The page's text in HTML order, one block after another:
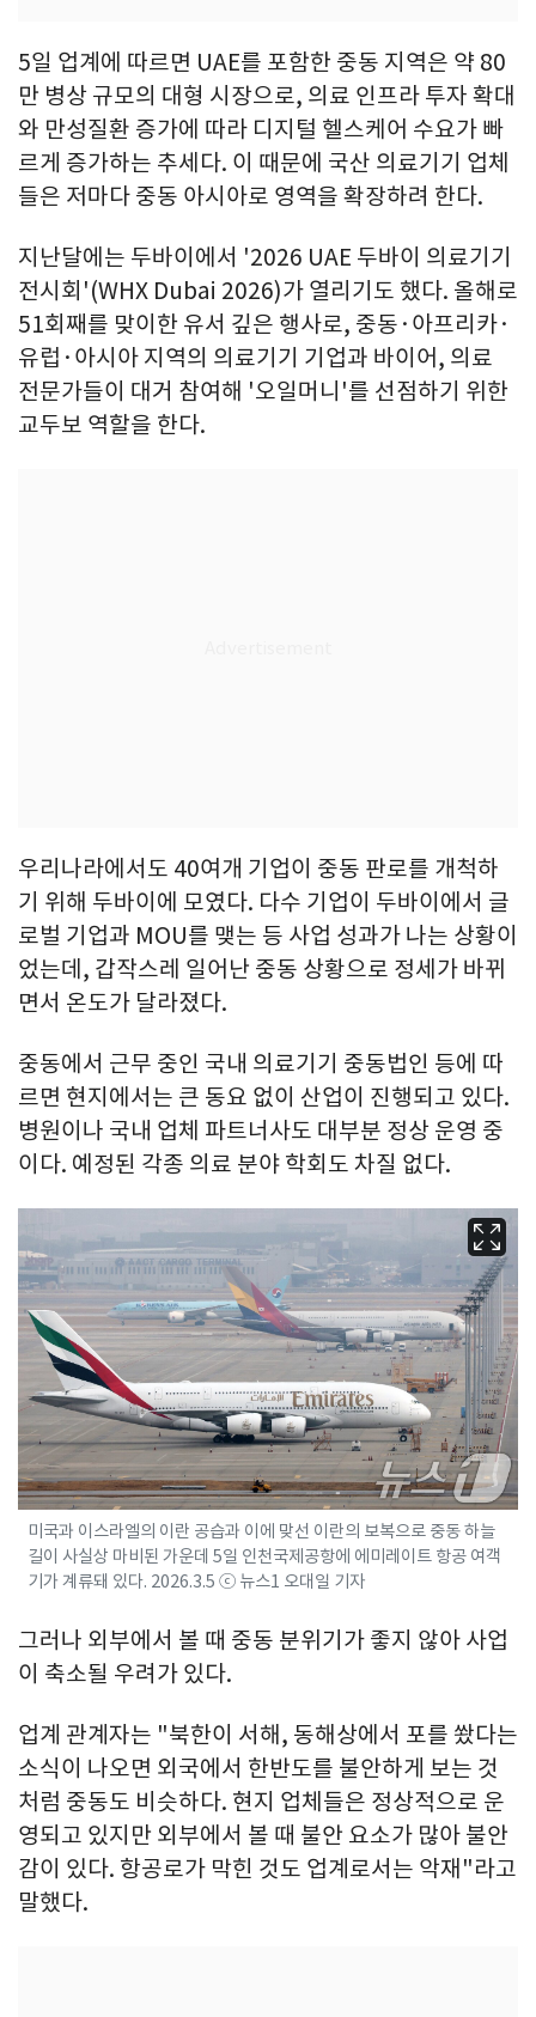
5일 업계에 따르면 UAE를 포함한 중동 지역은 약 80
만 병상 규모의 대형 시장으로, 의료 인프라 투자 확대
와 만성질환 증가에 따라 디지털 헬스케어 수요가 빠
르게 증가하는 추세다. 이 때문에 국산 의료기기 업체
들은 저마다 중동 아시아로 영역을 확장하려 한다.
지난달에는 두바이에서 '2026 UAE 두바이 의료기기
전시회'(WHX Dubai 2026)가 열리기도 했다. 올해로
51회째를 맞이한 유서 깊은 행사로, 중동·아프리카·
유럽·아시아 지역의 의료기기 기업과 바이어, 의료
전문가들이 대거 참여해 '오일머니'를 선점하기 위한
교두보 역할을 한다.
우리나라에서도 40여개 기업이 중동 판로를 개척하
기 위해 두바이에 모였다. 다수 기업이 두바이에서 글
로벌 기업과 MOU를 맺는 등 사업 성과가 나는 상황이
었는데, 갑작스레 일어난 중동 상황으로 정세가 바뀌
면서 온도가 달라졌다.
중동에서 근무 중인 국내 의료기기 중동법인 등에 따
르면 현지에서는 큰 동요 없이 산업이 진행되고 있다.
병원이나 국내 업체 파트너사도 대부분 정상 운영 중
이다. 예정된 각종 의료 분야 학회도 차질 없다.
미국과 이스라엘의 이란 공습과 이에 맞선 이란의 보복으로 중동 하늘
길이 사실상 마비된 가운데 5일 인천국제공항에 에미레이트 항공 여객
기가 계류돼 있다. 2026.3.5 ⓒ 뉴스1 오대일 기자
그러나 외부에서 볼 때 중동 분위기가 좋지 않아 사업
이 축소될 우려가 있다.
업계 관계자는 "북한이 서해, 동해상에서 포를 쐈다는
소식이 나오면 외국에서 한반도를 불안하게 보는 것
처럼 중동도 비슷하다. 현지 업체들은 정상적으로 운
영되고 있지만 외부에서 볼 때 불안 요소가 많아 불안
감이 있다. 항공로가 막힌 것도 업계로서는 악재"라고
말했다.